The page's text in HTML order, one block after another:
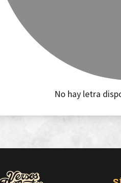
No hay letra